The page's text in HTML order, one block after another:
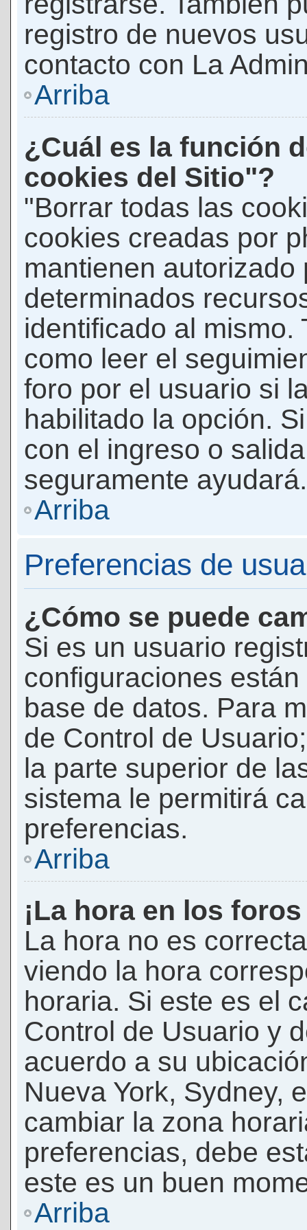
registro de nuevos
contacto con La
Arriba
¿Cuál es la función
cookies del Sitio"?
"Borrar todas las
cookies creadas por
mantienen autorizado
determinados
identificado al mismo.
como leer el
foro por el usuario si
habilitado la opción.
con el ingreso o
seguramente ayudará.
Arriba
Preferencias de
¿Cómo se puede
Si es un usuario
configuraciones
base de datos. Para
de Control de
la parte superior de
sistema le permitirá
preferencias.
Arriba
¡La hora en los
La hora no es
viendo la hora
horaria. Si este es el
Control de Usuario y
acuerdo a su
Nueva York, Sydney,
cambiar la zona
preferencias, debe
este es un buen
Arriba